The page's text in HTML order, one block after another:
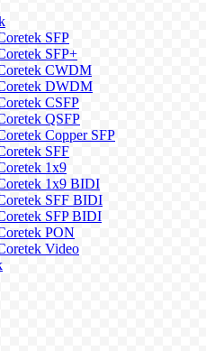
SFP
SFP+
CWDM
DWDM
CSFP
QSFP
Copper SFP
SFF
1x9
1x9 BIDI
SFF BIDI
SFP BIDI
PON
Video